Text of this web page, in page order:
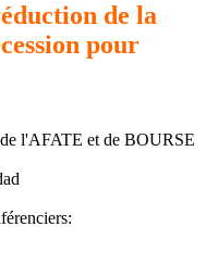
de la
pour
l'AFATE et de BOURSE